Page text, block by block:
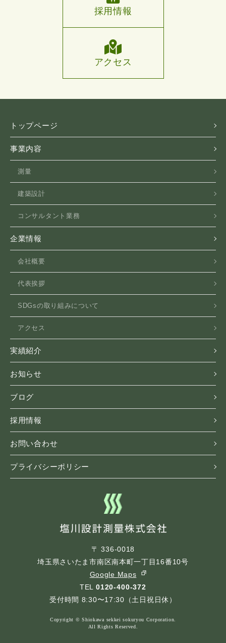
採用情報
アクセス
トップページ
事業内容
測量
建築設計
コンサルタント業務
企業情報
会社概要
代表挨拶
SDGsの取り組みについて
アクセス
実績紹介
お知らせ
ブログ
採用情報
お問い合わせ
プライバシーポリシー
〒 336-0018
埼玉県さいたま市南区南本町一丁目16番10号
Google Maps
TEL 0120-400-372
受付時間 8:30〜17:30（土日祝日休）
Copyright © Shiokawa sekkei sokuryou Corporation.
All Rights Reserved.